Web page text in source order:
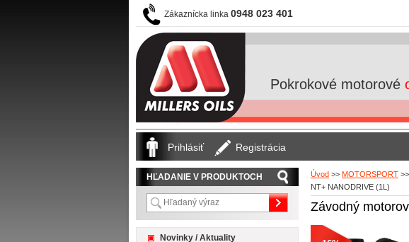
Zákaznícka linka 0948 023 401
Pokrokové motorové
Úvod >> MOTORSPORT >>
NT+ NANODRIVE (1L)
Závodný
HĽADANIE V PRODUKTOCH
Novinky / Aktuality
Prihlásiť Registrácia